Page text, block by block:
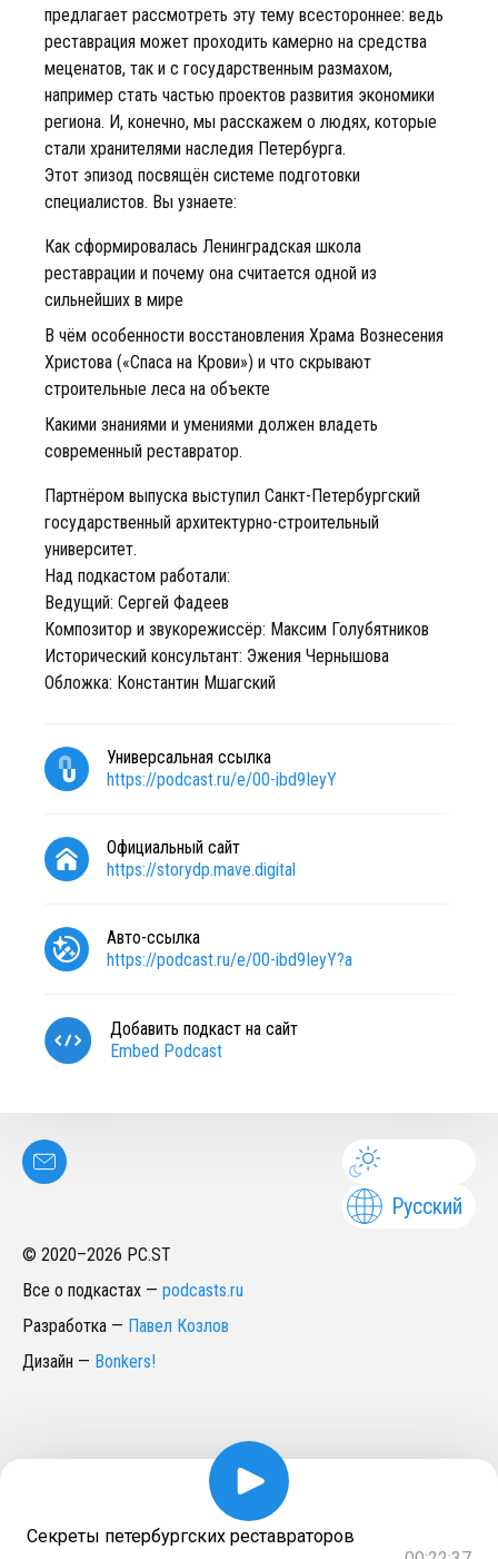
предлагает рассмотреть эту тему всестороннее: ведь
реставрация может проходить камерно на средства
меценатов, так и с государственным размахом,
например стать частью проектов развития экономики
региона. И, конечно, мы расскажем о людях, которые
стали хранителями наследия Петербурга.
Этот эпизод посвящён системе подготовки
специалистов. Вы узнаете:
Как сформировалась Ленинградская школа
реставрации и почему она считается одной из
сильнейших в мире
В чём особенности восстановления Храма Вознесения
Христова («Спаса на Крови») и что скрывают
строительные леса на объекте
Какими знаниями и умениями должен владеть
современный реставратор.
Партнёром выпуска выступил Санкт-Петербургский
государственный архитектурно-строительный
университет.
Над подкастом работали:
Ведущий: Сергей Фадеев
Композитор и звукорежиссёр: Максим Голубятников
Исторический консультант: Эжения Чернышова
Обложка: Константин Мшагский
Универсальная ссылка
https://podcast.ru/e/00-ibd9IeyY
Официальный сайт
https://storydp.mave.digital
Авто-ссылка
https://podcast.ru/e/00-ibd9IeyY?a
Добавить подкаст на сайт
Embed Podcast
Русский
© 2020–2026 PC.ST
Все о подкастах — podcasts.ru
Разработка — Павел Козлов
Дизайн — Bonkers!
Секреты петербургских реставраторов